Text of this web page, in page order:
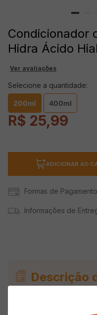
Condicionador
Hidra Ácido
Ver avaliações
Selecione a quantidade:
200ml 400ml
R$ 25,99
ADICIONAR AO
Formas de Pagamento
Informações de
Descrição